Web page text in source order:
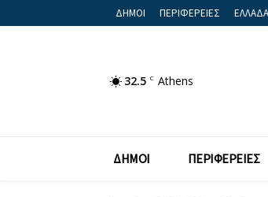
ΔΗΜΟΙ ΠΕΡΙΦΕΡΕΙΕΣ ΕΛΛΑΔΑ
32.5 C Athens
ΔΗΜΟΙ ΠΕΡΙΦΕΡΕΙΕΣ